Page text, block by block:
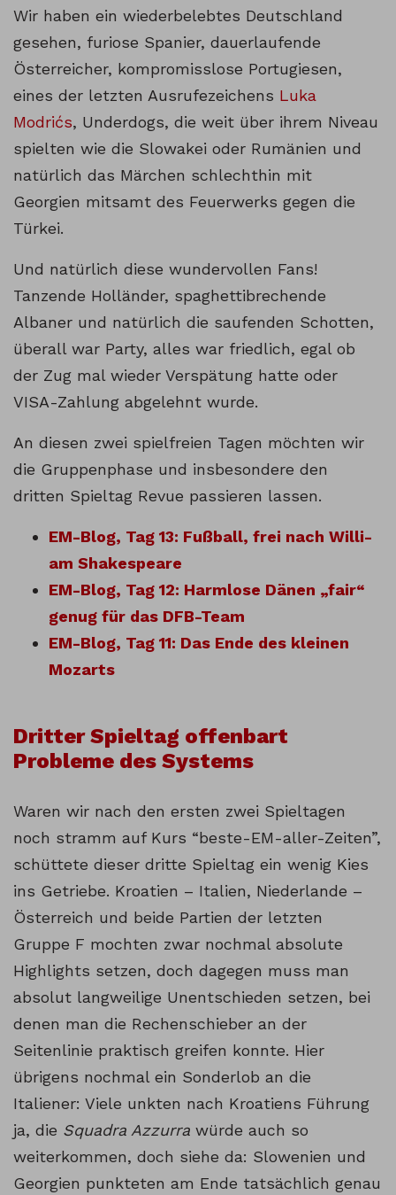
Wir haben ein wiederbelebtes Deutschland
gesehen, furiose Spanier, dauerlaufende
Österreicher, kompromisslose Portugiesen,
eines der letzten Ausrufezeichens Luka
Modrićs, Underdogs, die weit über ihrem Niveau
spielten wie die Slowakei oder Rumänien und
natürlich das Märchen schlechthin mit
Georgien mitsamt des Feuerwerks gegen die
Türkei.
Und natürlich diese wundervollen Fans!
Tanzende Holländer, spaghettibrechende
Albaner und natürlich die saufenden Schotten,
überall war Party, alles war friedlich, egal ob
der Zug mal wieder Verspätung hatte oder
VISA-Zahlung abgelehnt wurde.
An diesen zwei spielfreien Tagen möchten wir
die Gruppenphase und insbesondere den
dritten Spieltag Revue passieren lassen.
EM-Blog, Tag 13: Fußball, frei nach Willi-
am Shakespeare
EM-Blog, Tag 12: Harmlose Dänen „fair“
genug für das DFB-Team
EM-Blog, Tag 11: Das Ende des kleinen
Mozarts
Dritter Spieltag offenbart
Probleme des Systems
Waren wir nach den ersten zwei Spieltagen
noch stramm auf Kurs “beste-EM-aller-Zeiten”,
schüttete dieser dritte Spieltag ein wenig Kies
ins Getriebe. Kroatien – Italien, Niederlande –
Österreich und beide Partien der letzten
Gruppe F mochten zwar nochmal absolute
Highlights setzen, doch dagegen muss man
absolut langweilige Unentschieden setzen, bei
denen man die Rechenschieber an der
Seitenlinie praktisch greifen konnte. Hier
übrigens nochmal ein Sonderlob an die
Italiener: Viele unkten nach Kroatiens Führung
ja, die Squadra Azzurra würde auch so
weiterkommen, doch siehe da: Slowenien und
Georgien punkteten am Ende tatsächlich genau